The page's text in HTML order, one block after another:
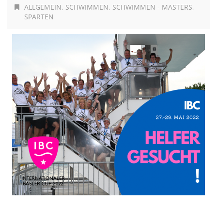
ALLGEMEIN SCHWIMMEN SCHWIMMEN - MASTERS
SPARTEN